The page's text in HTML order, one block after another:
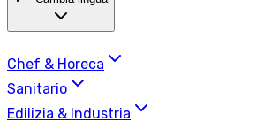
Chef & Horeca
Sanitario
Edilizia & Industria